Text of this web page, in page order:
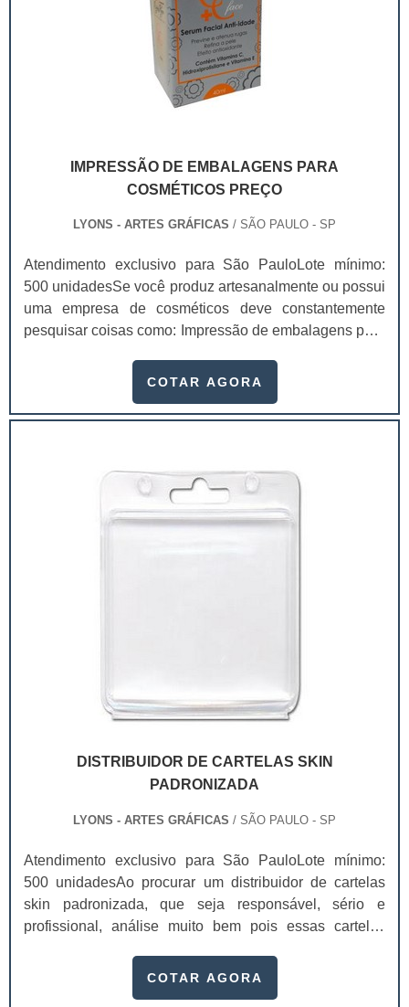
IMPRESSÃO DE EMBALAGENS PARA
COSMÉTICOS PREÇO
LYONS - ARTES GRÁFICAS / SÃO PAULO - SP
Atendimento exclusivo para São PauloLote mínimo:
500 unidadesSe você produz artesanalmente ou possui
uma empresa de cosméticos deve constantemente
pesquisar coisas como: Impressão de embalagens para
um investimento necessário para quem está no
extremamente competitivo, assim, as embalagens
COTAR AGORA
DISTRIBUIDOR DE CARTELAS SKIN
PADRONIZADA
LYONS - ARTES GRÁFICAS / SÃO PAULO - SP
Atendimento exclusivo para São PauloLote mínimo:
500 unidadesAo procurar um distribuidor de cartelas
skin padronizada, que seja responsável, sério e
profissional, análise muito bem pois essas cartelas
produto.A busca por empresas sérias para adquirir esse
COTAR AGORA